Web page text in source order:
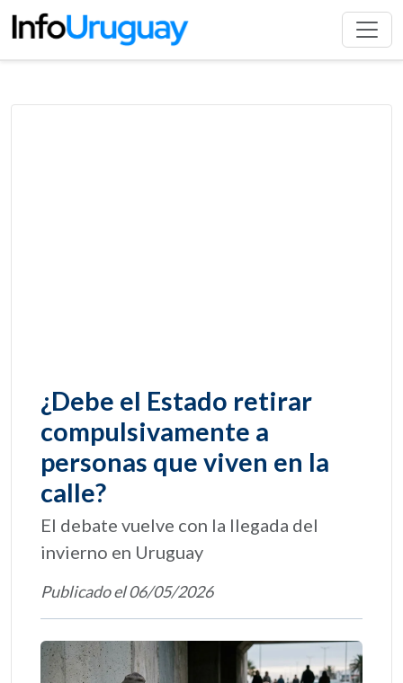
¿Debe el Estado retirar
compulsivamente a
personas que viven en la
calle?
El debate vuelve con la llegada del
invierno en Uruguay
Publicado el 06/05/2026